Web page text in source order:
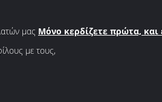
μας Μόνο κερδίζετε πρώτα, και
με τους,